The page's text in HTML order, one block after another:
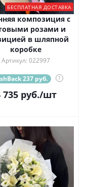
БЕСПЛАТНАЯ ДОСТАВКА
композиция с
розами и
в шляпной
коробке
Артикул: 022997
237 руб. ?
735руб./шт